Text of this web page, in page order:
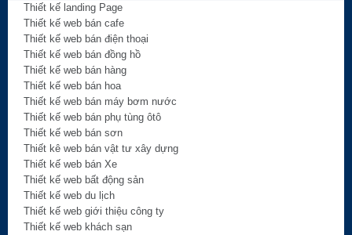
Thiết kế landing Page
Thiết kế web bán cafe
Thiết kế web bán điện thoại
Thiết kế web bán đồng hồ
Thiết kế web bán hàng
Thiết kế web bán hoa
Thiết kế web bán máy bơm nước
Thiết kế web bán phụ tùng ôtô
Thiết kế web bán sơn
Thiết kê web bán vật tư xây dựng
Thiết kế web bán Xe
Thiết kế web bất động sản
Thiết kế web du lịch
Thiết kế web giới thiệu công ty
Thiết kế web khách sạn